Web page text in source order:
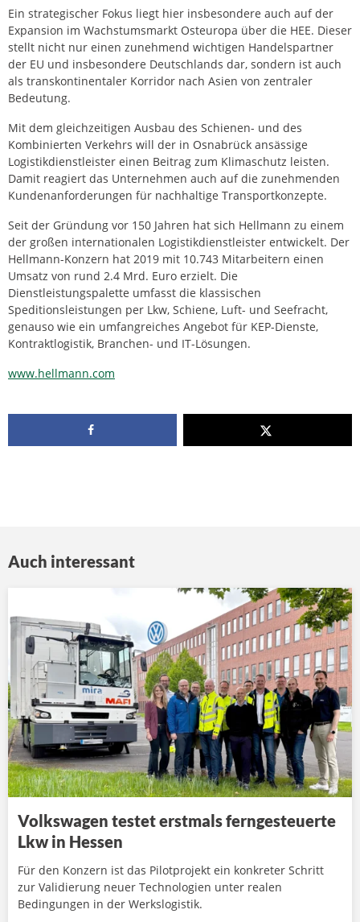
Ein strategischer Fokus liegt hier insbesondere auch auf der
Expansion im Wachstumsmarkt Osteuropa über die HEE. Dieser
stellt nicht nur einen zunehmend wichtigen Handelspartner
der EU und insbesondere Deutschlands dar, sondern ist auch
als transkontinentaler Korridor nach Asien von zentraler
Bedeutung.
Mit dem gleichzeitigen Ausbau des Schienen- und des
Kombinierten Verkehrs will der in Osnabrück ansässige
Logistikdienstleister einen Beitrag zum Klimaschutz leisten.
Damit reagiert das Unternehmen auch auf die zunehmenden
Kundenanforderungen für nachhaltige Transportkonzepte.
Seit der Gründung vor 150 Jahren hat sich Hellmann zu einem
der großen internationalen Logistikdienstleister entwickelt. Der
Hellmann-Konzern hat 2019 mit 10.743 Mitarbeitern einen
Umsatz von rund 2.4 Mrd. Euro erzielt. Die
Dienstleistungspalette umfasst die klassischen
Speditionsleistungen per Lkw, Schiene, Luft- und Seefracht,
genauso wie ein umfangreiches Angebot für KEP-Dienste,
Kontraktlogistik, Branchen- und IT-Lösungen.
www.hellmann.com
Auch interessant
Volkswagen testet erstmals ferngesteuerte
Lkw in Hessen
Für den Konzern ist das Pilotprojekt ein konkreter Schritt
zur Validierung neuer Technologien unter realen
Bedingungen in der Werkslogistik.